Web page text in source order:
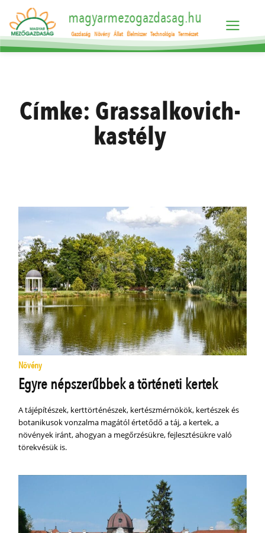
magyarmezogazdasag.hu
Gazdaság Növény Állat Élelmiszer Technológia Természet
Címke: Grassalkovich-
kastély
Növény
Egyre népszerűbbek a történeti kertek
A tájépítészek, kerttörténészek, kertészmérnökök, kertészek és
botanikusok vonzalma magától értetődő a táj, a kertek, a
növények iránt, ahogyan a megőrzésükre, fejlesztésükre való
törekvésük is.